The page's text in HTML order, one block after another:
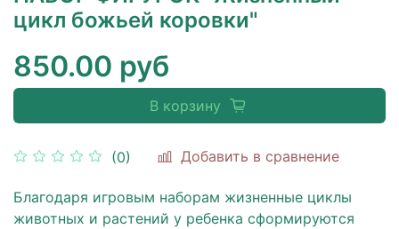
цикл божьей коровки"
(0) Добавить в сравнение
850.00 руб
В корзину
Благодаря игровым наборам жизненные циклы
животных и растений у ребенка сформируются